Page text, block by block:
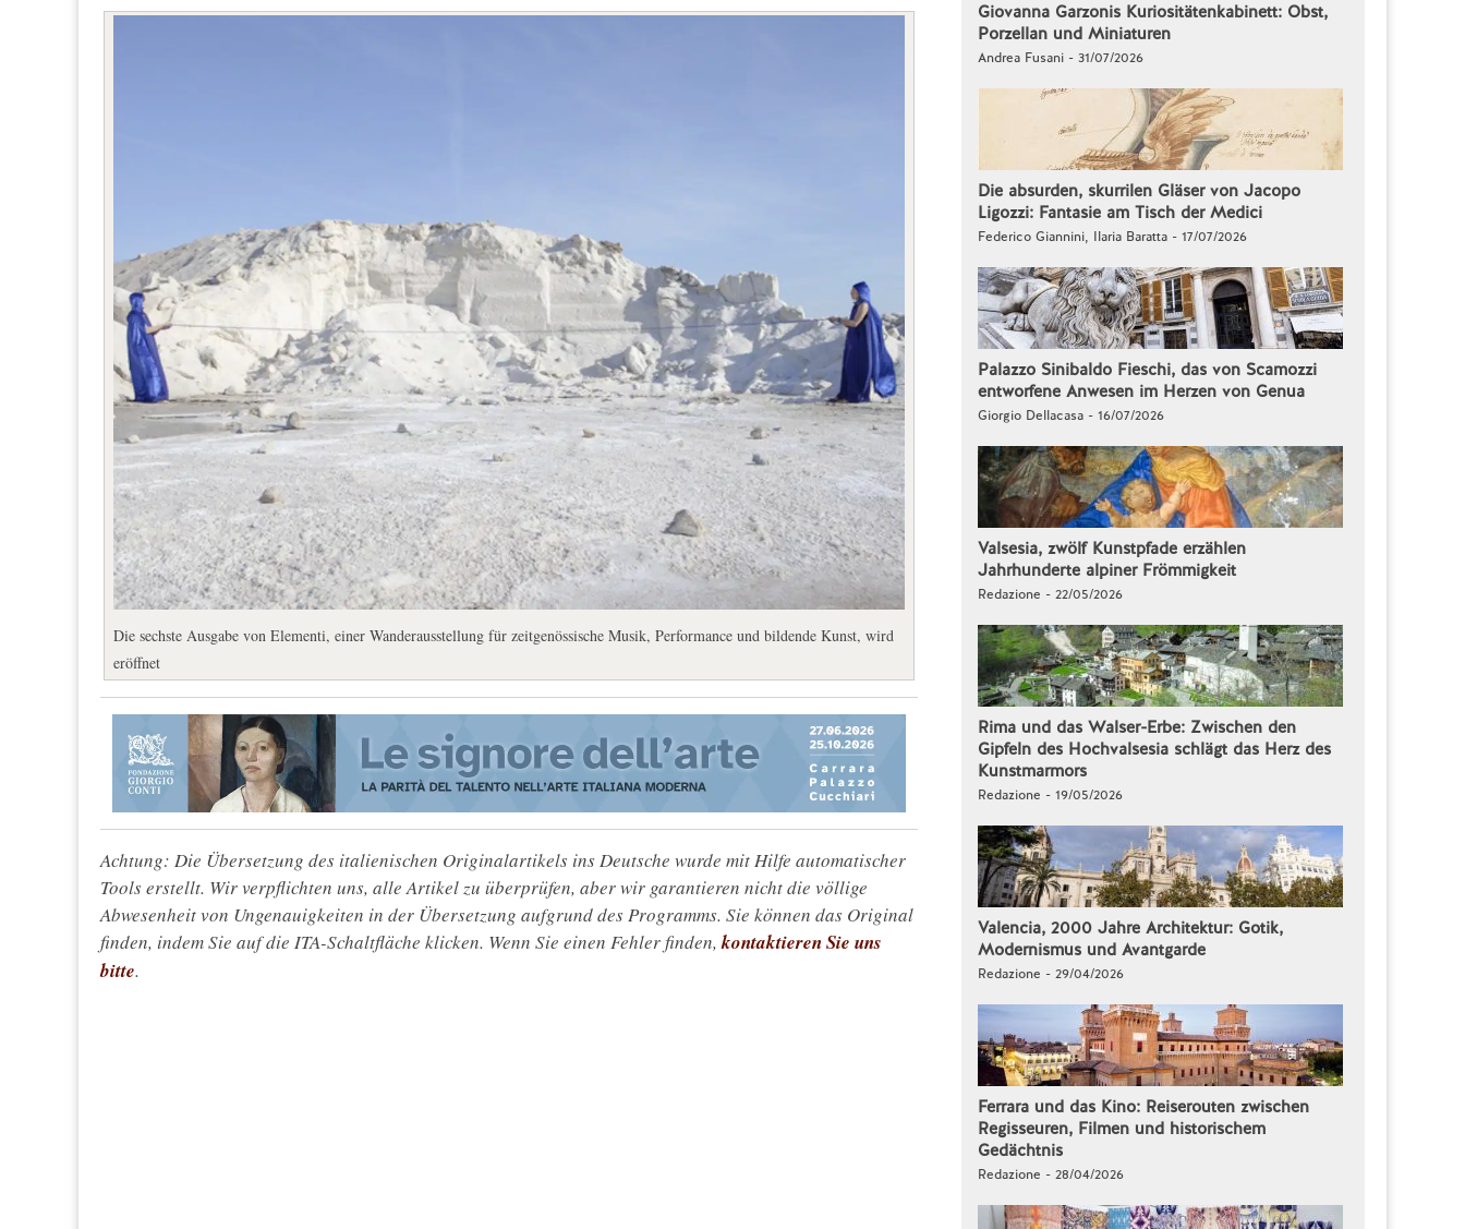
Die sechste Ausgabe von Elementi, einer Wanderausstellung für zeitgenössische Musik, Performance und bildende Kunst, wird
eröffnet
Achtung: Die Übersetzung des italienischen Originalartikels ins Deutsche wurde mit Hilfe automatischer
Tools erstellt. Wir verpflichten uns, alle Artikel zu überprüfen, aber wir garantieren nicht die völlige
Abwesenheit von Ungenauigkeiten in der Übersetzung aufgrund des Programms. Sie können das Original
finden, indem Sie auf die ITA-Schaltfläche klicken. Wenn Sie einen Fehler finden,kontaktieren Sie uns
bitte.
Giovanna Garzonis Kuriositätenkabinett: Obst,
Porzellan und Miniaturen
Andrea Fusani - 31/07/2026
Die absurden, skurrilen Gläser von Jacopo
Ligozzi: Fantasie am Tisch der Medici
Federico Giannini, Ilaria Baratta - 17/07/2026
Palazzo Sinibaldo Fieschi, das von Scamozzi
entworfene Anwesen im Herzen von Genua
Giorgio Dellacasa - 16/07/2026
Valsesia, zwölf Kunstpfade erzählen
Jahrhunderte alpiner Frömmigkeit
Redazione - 22/05/2026
Rima und das Walser-Erbe: Zwischen den
Gipfeln des Hochvalsesia schlägt das Herz des
Kunstmarmors
Redazione - 19/05/2026
Valencia, 2000 Jahre Architektur: Gotik,
Modernismus und Avantgarde
Redazione - 29/04/2026
Ferrara und das Kino: Reiserouten zwischen
Regisseuren, Filmen und historischem
Gedächtnis
Redazione - 28/04/2026